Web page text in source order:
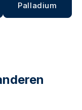
Palladium